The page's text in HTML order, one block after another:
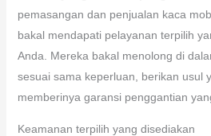
pemasangan dan penjualan kaca
bakal mendapati pelayanan terpilih
Anda. Mereka bakal menolong di
sesuai sama keperluan, berikan usul
memberinya garansi penggantian
Keamanan terpilih yang disediakan